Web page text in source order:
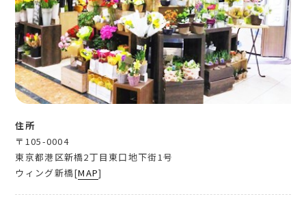
住所
〒105-0004
東京都港区新橋2丁目東口地下街1号
ウィング新橋[MAP]